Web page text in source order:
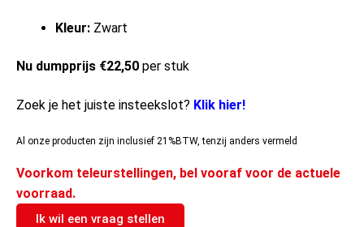
Kleur: Zwart
Nu dumpprijs €22,50 per stuk
Zoek je het juiste insteekslot? Klik hier!
Al onze producten zijn inclusief 21%BTW, tenzij anders vermeld
Voorkom teleurstellingen, bel vooraf voor de actuele
voorraad.
Ik wil een vraag stellen